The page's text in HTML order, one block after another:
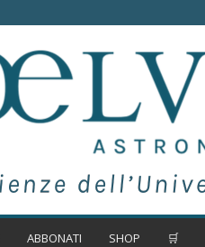
ABBONATI SHOP 🛒